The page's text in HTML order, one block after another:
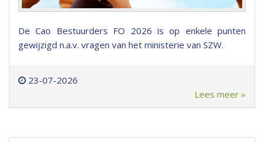
De Cao Bestuurders FO 2026 is op enkele punten
gewijzigd n.a.v. vragen van het ministerie van SZW.
23-07-2026
Lees meer »